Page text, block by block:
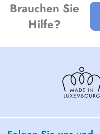
Brauchen Sie
Hilfe?